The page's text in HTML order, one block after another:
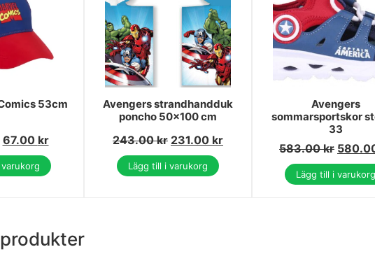
53cm
67.00 kr
Avengers strandhandduk
poncho 50x100 cm
243.00kr 231.00 kr
Lägg till i varukorg
Avengers
sommarsportskor
33
583.00kr
Lägg till i varukorg